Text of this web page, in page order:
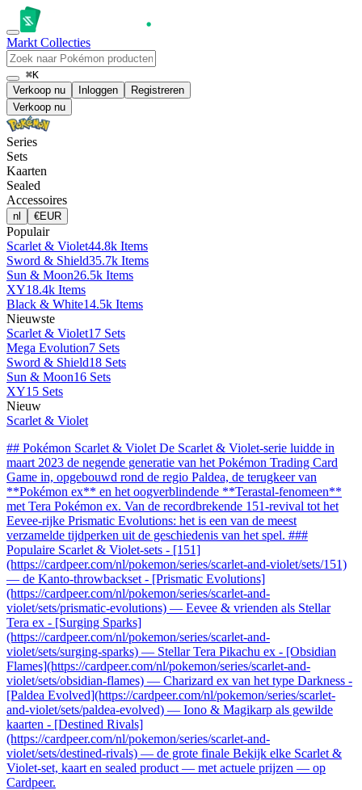
Markt Collecties
⌘K
Verkoop nu
Inloggen
Registreren
Verkoop nu
Series
Sets
Kaarten
Sealed
Accessoires
nl €EUR
Populair
Scarlet & Violet44.8k Items
Sword & Shield35.7k Items
Sun & Moon26.5k Items
XY18.4k Items
Black & White14.5k Items
Nieuwste
Scarlet & Violet17 Sets
Mega Evolution7 Sets
Sword & Shield18 Sets
Sun & Moon16 Sets
XY15 Sets
Nieuw
Scarlet & Violet
## Pokémon Scarlet & Violet De Scarlet & Violet-serie luidde in
maart 2023 de negende generatie van het Pokémon Trading Card
Game in, opgebouwd rond de regio Paldea, de terugkeer van
**Pokémon ex** en het oogverblindende **Terastal-fenomeen**
met Tera Pokémon ex. Van de recordbrekende 151-revival tot het
Eevee-rijke Prismatic Evolutions: het is een van de meest
verzamelde tijdperken uit de geschiedenis van het spel. ###
Populaire Scarlet & Violet-sets - [151]
(https://cardpeer.com/nl/pokemon/series/scarlet-and-violet/sets/151)
— de Kanto-throwbackset - [Prismatic Evolutions]
(https://cardpeer.com/nl/pokemon/series/scarlet-and-
violet/sets/prismatic-evolutions) — Eevee & vrienden als Stellar
Tera ex - [Surging Sparks]
(https://cardpeer.com/nl/pokemon/series/scarlet-and-
violet/sets/surging-sparks) — Stellar Tera Pikachu ex - [Obsidian
Flames](https://cardpeer.com/nl/pokemon/series/scarlet-and-
violet/sets/obsidian-flames) — Charizard ex van het type Darkness -
[Paldea Evolved](https://cardpeer.com/nl/pokemon/series/scarlet-
and-violet/sets/paldea-evolved) — Iono & Magikarp als gewilde
kaarten - [Destined Rivals]
(https://cardpeer.com/nl/pokemon/series/scarlet-and-
violet/sets/destined-rivals) — de grote finale Bekijk elke Scarlet &
Violet-set, kaart en sealed product — met actuele prijzen — op
Cardpeer.